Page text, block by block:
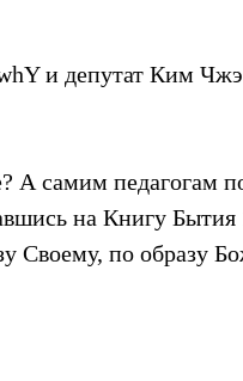
и депутат Ким
А самим педагогам
на Книгу Бытия
Своему, по образу